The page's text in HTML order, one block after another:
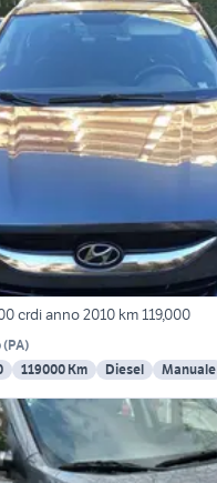
crdi anno 2010 km 119,000
(PA)
119000 Km Diesel Manuale